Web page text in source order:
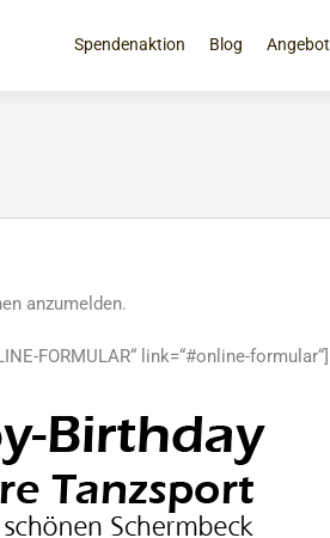
Inhalt
Spendenaktion Blog Angebot
anzumelden.
FORMULAR“ link=“#online-formular“]